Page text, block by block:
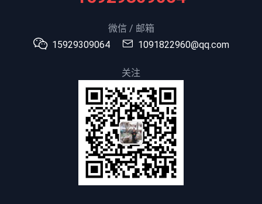
微信 / 邮箱
15929309064
1091822960@qq.com
关注